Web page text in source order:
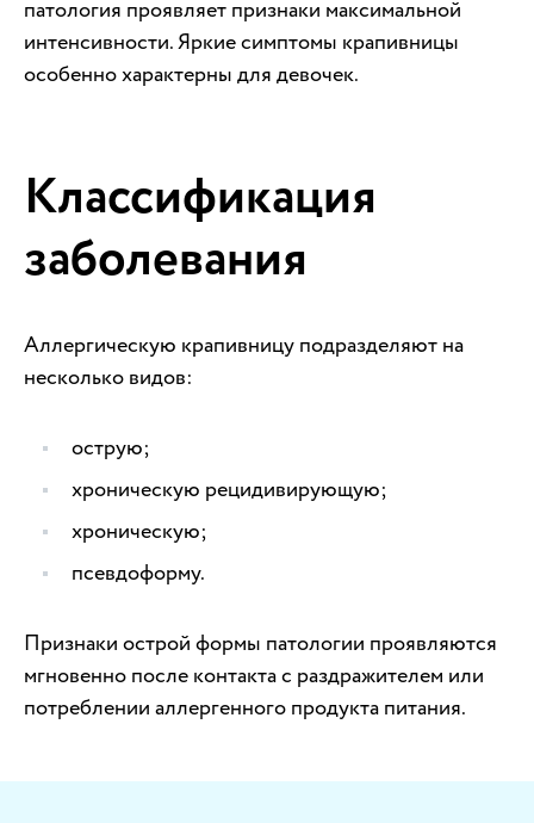
патология проявляет признаки максимальной
интенсивности. Яркие симптомы крапивницы
особенно характерны для девочек.
Классификация
заболевания
Аллергическую крапивницу подразделяют на
несколько видов:
острую;
хроническую рецидивирующую;
хроническую;
псевдоформу.
Признаки острой формы патологии проявляются
мгновенно после контакта с раздражителем или
потреблении аллергенного продукта питания.